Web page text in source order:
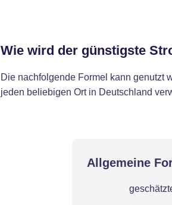
Wie wird der günstigste
Die nachfolgende Formel kann genutzt
jeden beliebigen Ort in Deutschland
Allgemeine